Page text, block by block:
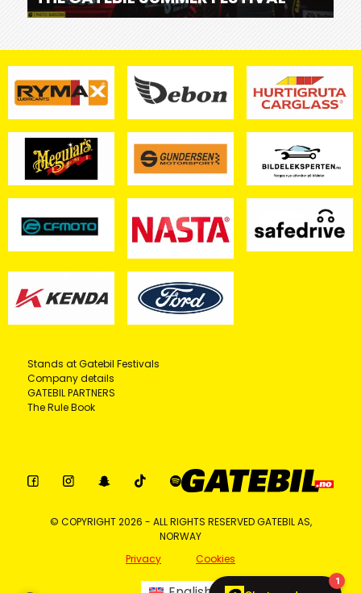
Stands at Gatebil Festivals
Company details
GATEBIL PARTNERS
The Rule Book
© COPYRIGHT 2026 - ALL RIGHTS RESERVED GATEBIL AS,
NORWAY
Privacy
Cookies